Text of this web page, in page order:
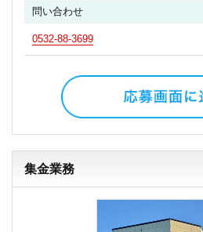
問い合わせ
0532-88-3699
集金業務